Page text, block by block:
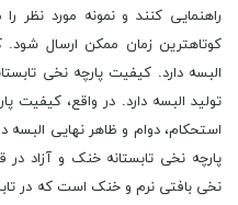
راهنمایی کنند و نمونه مورد
کوتاهترین زمان ممکن ارسال شود.
البسه دارد. کیفیت پارچه نخی
تولید البسه دارد. در واقع، کیفیت
استحکام، دوام و ظاهر نهایی
پارچه نخی تابستانه خنک و آزاد
نخی بافتی نرم و خنک است که در